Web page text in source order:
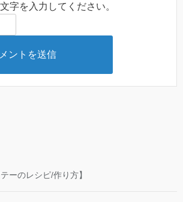
字を入力してください。
ーのレシピ/作り方】